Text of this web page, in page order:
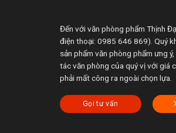
Đến với văn phòng phẩm Thịnh
điện thoại: 0985 646 869). Quý
sản phẩm văn phòng phẩm ưng
tác văn phòng của quý vị với giá
phải mất công ra ngoài chọn lựa.
Gọi tư vấn